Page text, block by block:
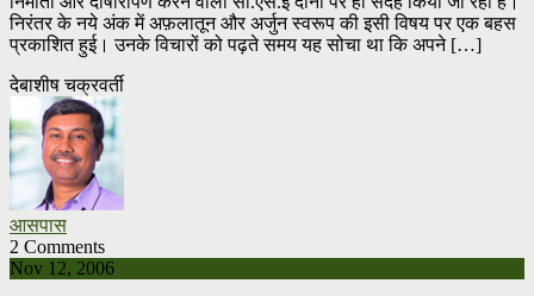
निरंतर के नये अंक में अफ़लातून और अर्जुन स्वरूप की इसी विषय पर एक बहस
प्रकाशित हुई। उनके विचारों को पढ़ते समय यह सोचा था कि अपने […]
देबाशीष चक्रवर्ती
आसपास
2 Comments
Nov 12, 2006